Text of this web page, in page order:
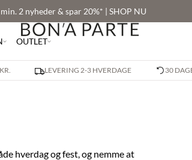
2 nyheder & spar 20%* | SHOP NU
OUTLET
LEVERING 2-3 HVERDAGE 30
hverdag og fest, og nemme at